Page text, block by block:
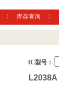
库存查询
IC型号：
L2038A